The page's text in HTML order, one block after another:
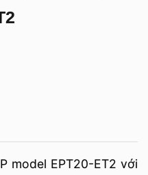
model EPT20-ET2 với